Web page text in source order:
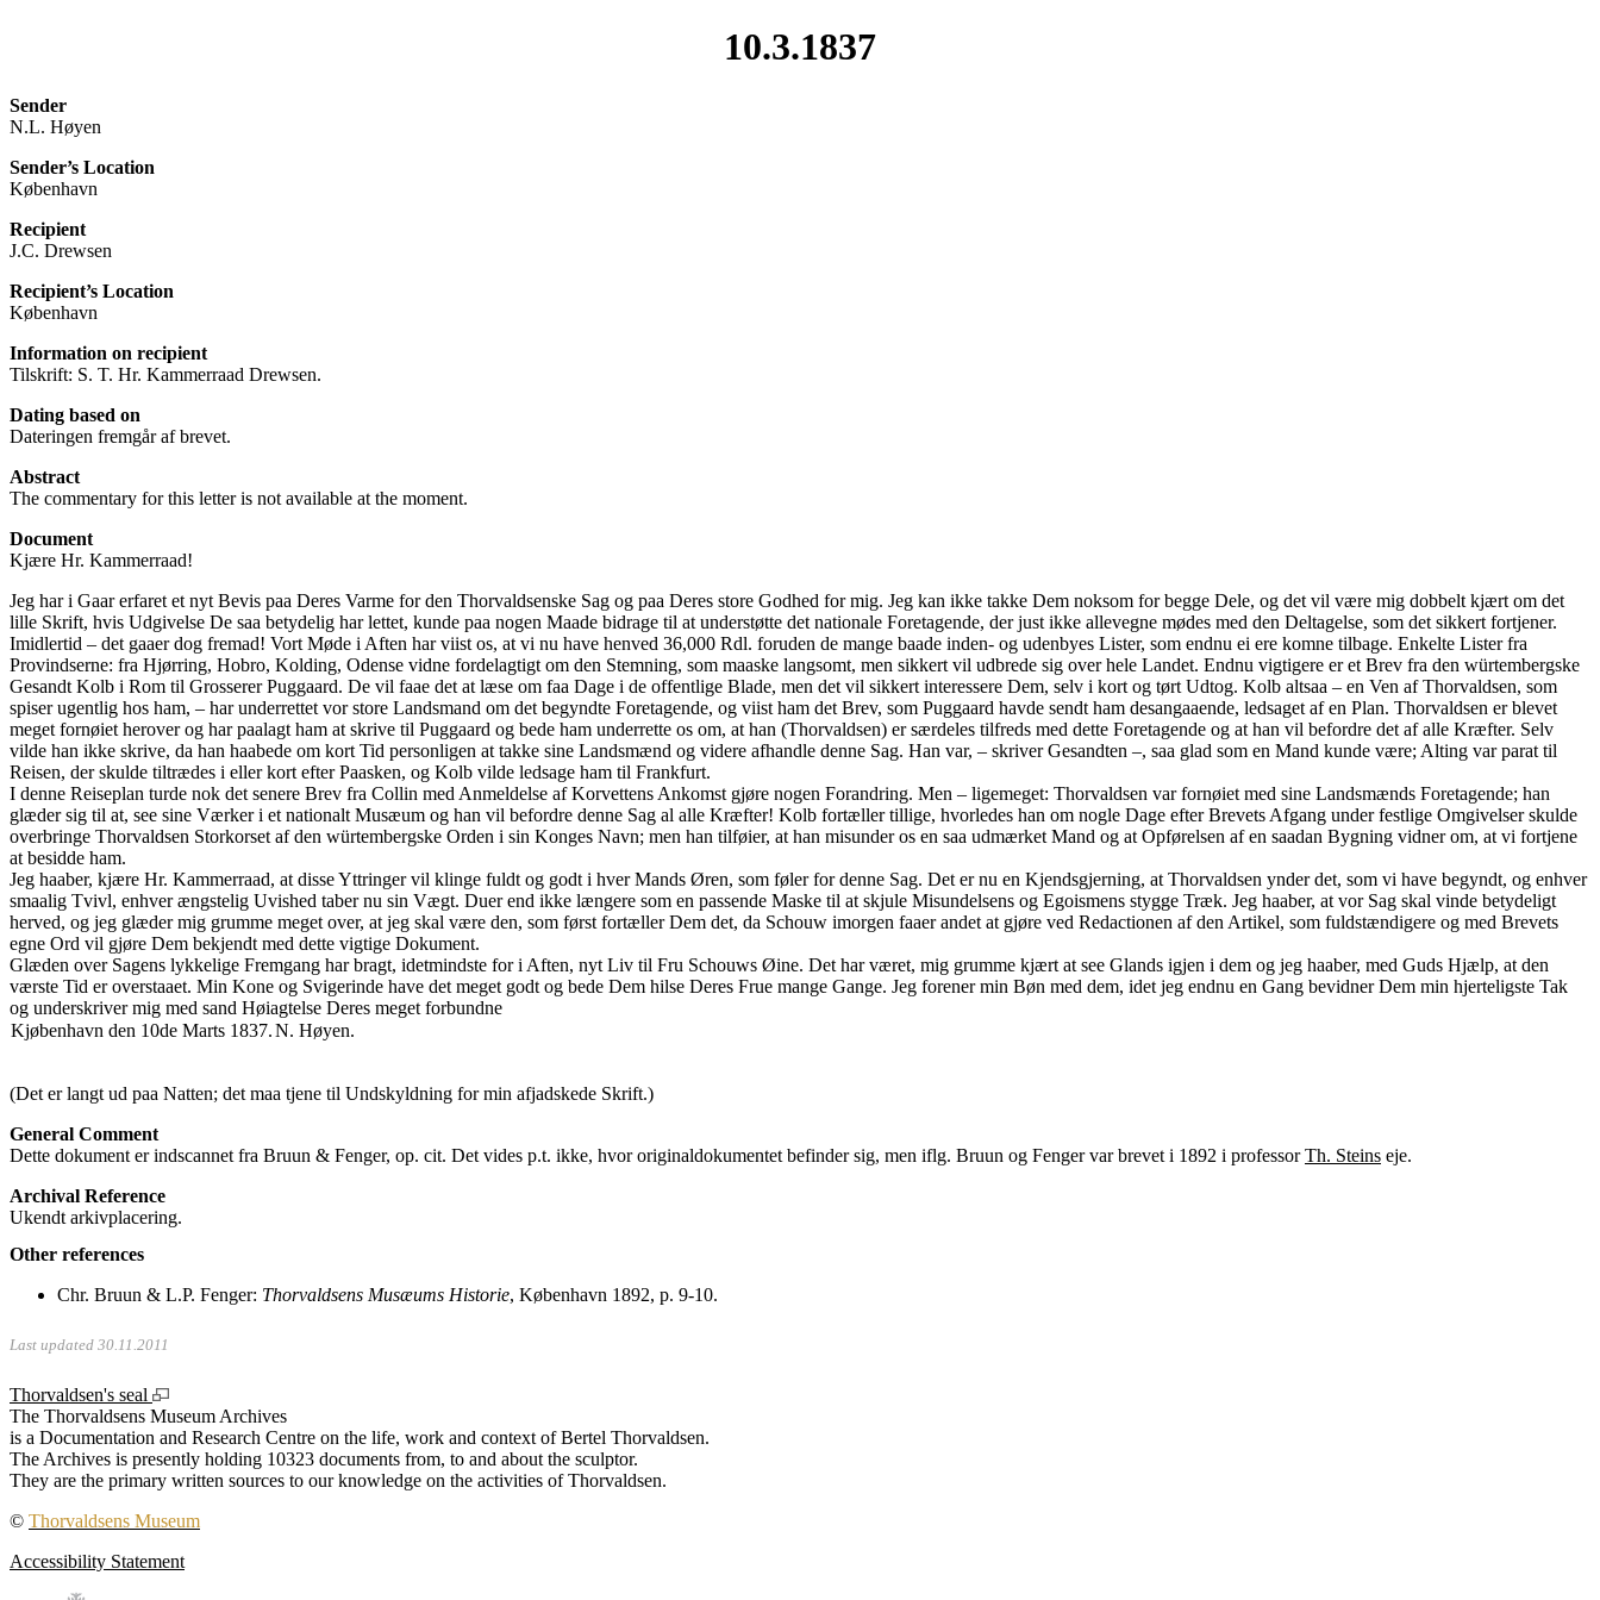
10.3.1837
Sender
N.L. Høyen
Sender’s Location
København
Recipient
J.C. Drewsen
Recipient’s Location
København
Information on recipient
Tilskrift: S. T. Hr. Kammerraad Drewsen.
Dating based on
Dateringen fremgår af brevet.
Abstract
The commentary for this letter is not available at the moment.
Document
Kjære Hr. Kammerraad!
Jeg har i Gaar erfaret et nyt Bevis paa Deres Varme for den Thorvaldsenske Sag og paa Deres store Godhed for mig. Jeg kan ikke takke Dem noksom for begge Dele, og det vil være mig dobbelt kjært om det
lille Skrift, hvis Udgivelse De saa betydelig har lettet, kunde paa nogen Maade bidrage til at understøtte det nationale Foretagende, der just ikke allevegne mødes med den Deltagelse, som det sikkert fortjener.
Imidlertid – det gaaer dog fremad! Vort Møde i Aften har viist os, at vi nu have henved 36,000 Rdl. foruden de mange baade inden- og udenbyes Lister, som endnu ei ere komne tilbage. Enkelte Lister fra
Provindserne: fra Hjørring, Hobro, Kolding, Odense vidne fordelagtigt om den Stemning, som maaske langsomt, men sikkert vil udbrede sig over hele Landet. Endnu vigtigere er et Brev fra den würtembergske
Gesandt Kolb i Rom til Grosserer Puggaard. De vil faae det at læse om faa Dage i de offentlige Blade, men det vil sikkert interessere Dem, selv i kort og tørt Udtog. Kolb altsaa – en Ven af Thorvaldsen, som
spiser ugentlig hos ham, – har underrettet vor store Landsmand om det begyndte Foretagende, og viist ham det Brev, som Puggaard havde sendt ham desangaaende, ledsaget af en Plan. Thorvaldsen er blevet
meget fornøiet herover og har paalagt ham at skrive til Puggaard og bede ham underrette os om, at han (Thorvaldsen) er særdeles tilfreds med dette Foretagende og at han vil befordre det af alle Kræfter. Selv
vilde han ikke skrive, da han haabede om kort Tid personligen at takke sine Landsmænd og videre afhandle denne Sag. Han var, – skriver Gesandten –, saa glad som en Mand kunde være; Alting var parat til
Reisen, der skulde tiltrædes i eller kort efter Paasken, og Kolb vilde ledsage ham til Frankfurt.
I denne Reiseplan turde nok det senere Brev fra Collin med Anmeldelse af Korvettens Ankomst gjøre nogen Forandring. Men – ligemeget: Thorvaldsen var fornøiet med sine Landsmænds Foretagende; han
glæder sig til at, see sine Værker i et nationalt Musæum og han vil befordre denne Sag al alle Kræfter! Kolb fortæller tillige, hvorledes han om nogle Dage efter Brevets Afgang under festlige Omgivelser skulde
overbringe Thorvaldsen Storkorset af den würtembergske Orden i sin Konges Navn; men han tilføier, at han misunder os en saa udmærket Mand og at Opførelsen af en saadan Bygning vidner om, at vi fortjene
at besidde ham.
Jeg haaber, kjære Hr. Kammerraad, at disse Yttringer vil klinge fuldt og godt i hver Mands Øren, som føler for denne Sag. Det er nu en Kjendsgjerning, at Thorvaldsen ynder det, som vi have begyndt, og enhver
smaalig Tvivl, enhver ængstelig Uvished taber nu sin Vægt. Duer end ikke længere som en passende Maske til at skjule Misundelsens og Egoismens stygge Træk. Jeg haaber, at vor Sag skal vinde betydeligt
herved, og jeg glæder mig grumme meget over, at jeg skal være den, som først fortæller Dem det, da Schouw imorgen faaer andet at gjøre ved Redactionen af den Artikel, som fuldstændigere og med Brevets
egne Ord vil gjøre Dem bekjendt med dette vigtige Dokument.
Glæden over Sagens lykkelige Fremgang har bragt, idetmindste for i Aften, nyt Liv til Fru Schouws Øine. Det har været, mig grumme kjært at see Glands igjen i dem og jeg haaber, med Guds Hjælp, at den
værste Tid er overstaaet. Min Kone og Svigerinde have det meget godt og bede Dem hilse Deres Frue mange Gange. Jeg forener min Bøn med dem, idet jeg endnu en Gang bevidner Dem min hjerteligste Tak
og underskriver mig med sand Høiagtelse Deres meget forbundne
Kjøbenhavn den 10de Marts 1837.N. Høyen.
(Det er langt ud paa Natten; det maa tjene til Undskyldning for min afjadskede Skrift.)
General Comment
Dette dokument er indscannet fra Bruun & Fenger, op. cit. Det vides p.t. ikke, hvor originaldokumentet befinder sig, men iflg. Bruun og Fenger var brevet i 1892 i professorTh. Steins eje.
Archival Reference
Ukendt arkivplacering.
Other references
Chr. Bruun & L.P. Fenger: Thorvaldsens Musæums Historie, København 1892, p. 9-10.
Last updated 30.11.2011
Thorvaldsen's seal
The Thorvaldsens Museum Archives
is a Documentation and Research Centre on the life, work and context of Bertel Thorvaldsen.
The Archives is presently holding 10323 documents from, to and about the sculptor.
They are the primary written sources to our knowledge on the activities of Thorvaldsen.
© Thorvaldsens Museum
Accessibility Statement